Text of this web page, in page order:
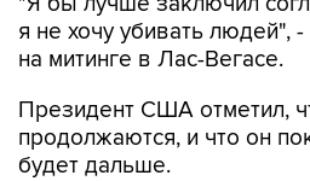
я не хочу убивать людей",
на митинге в Лас-Вегасе.
Президент США отметил,
продолжаются, и что он
будет дальше.